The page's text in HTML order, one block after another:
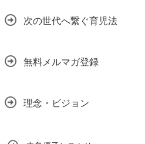
次の世代へ繋ぐ育児法
無料メルマガ登録
理念・ビジョン